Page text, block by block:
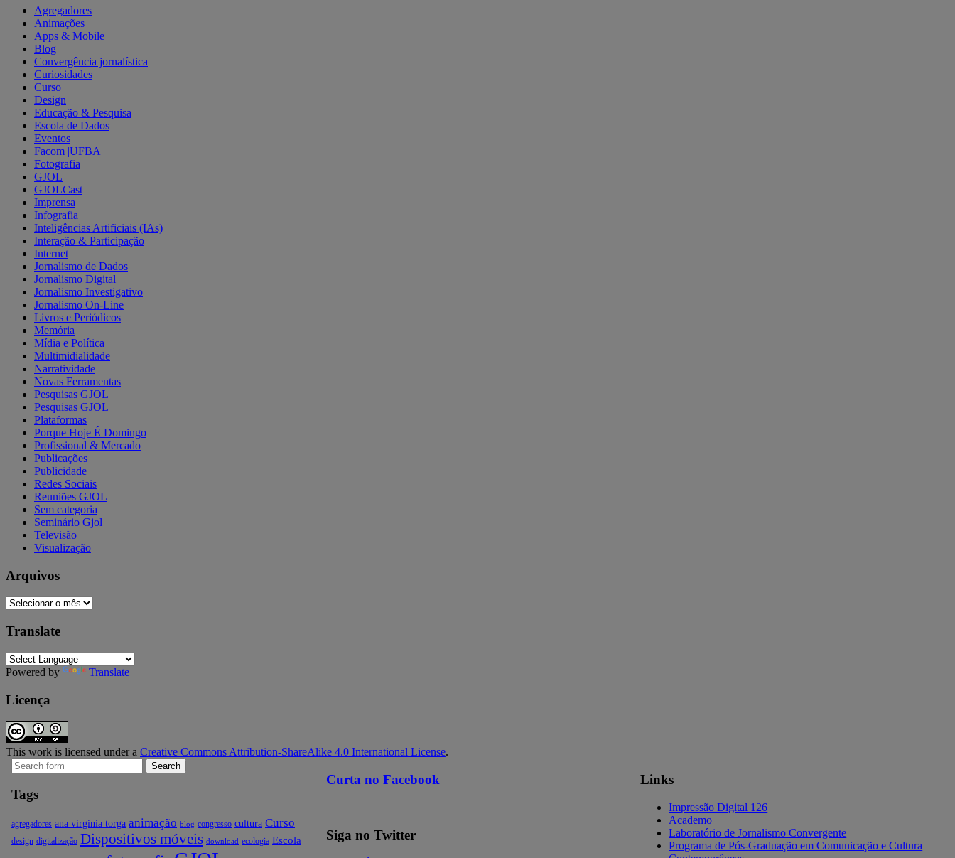
Agregadores
Animações
Apps & Mobile
Blog
Convergência jornalística
Curiosidades
Curso
Design
Educação & Pesquisa
Escola de Dados
Eventos
Facom |UFBA
Fotografia
GJOL
GJOLCast
Imprensa
Infografia
Inteligências Artificiais (IAs)
Interação & Participação
Internet
Jornalismo de Dados
Jornalismo Digital
Jornalismo Investigativo
Jornalismo On-Line
Livros e Periódicos
Memória
Mídia e Política
Multimidialidade
Narratividade
Novas Ferramentas
Pesquisas GJOL
Pesquisas GJOL
Plataformas
Porque Hoje É Domingo
Profissional & Mercado
Publicações
Publicidade
Redes Sociais
Reuniões GJOL
Sem categoria
Seminário Gjol
Televisão
Visualização
Arquivos
Arquivos
Translate
Powered by Translate
Licença
This work is licensed under a Creative Commons Attribution-ShareAlike 4.0 International License.
Search
for:
Tags
agregadores ana virginia torga animação blog congresso cultura Curso
design digitalização Dispositivos móveis download ecologia Escola
Curta no Facebook
Siga no Twitter
Links
Impressão Digital 126
Academo
Laboratório de Jornalismo Convergente
Programa de Pós-Graduação em Comunicação e Cultura